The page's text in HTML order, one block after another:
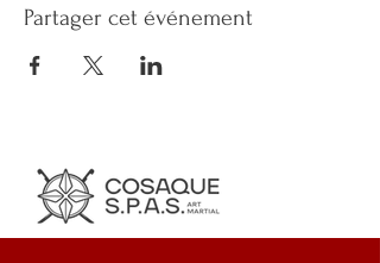
Partager cet événement